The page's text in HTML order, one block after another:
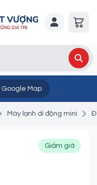
Google Map
Máy lạnh di động mini
Giảm giá